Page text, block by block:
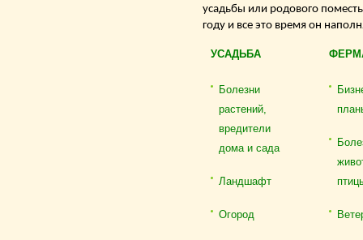
усадьбы или родового
году и все это время он
УСАДЬБА
Болезни
растений,
вредители
дома и сада
Ландшафт
Огород